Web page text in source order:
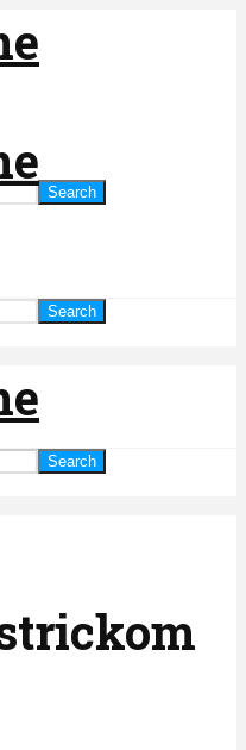
Search
Search
Search